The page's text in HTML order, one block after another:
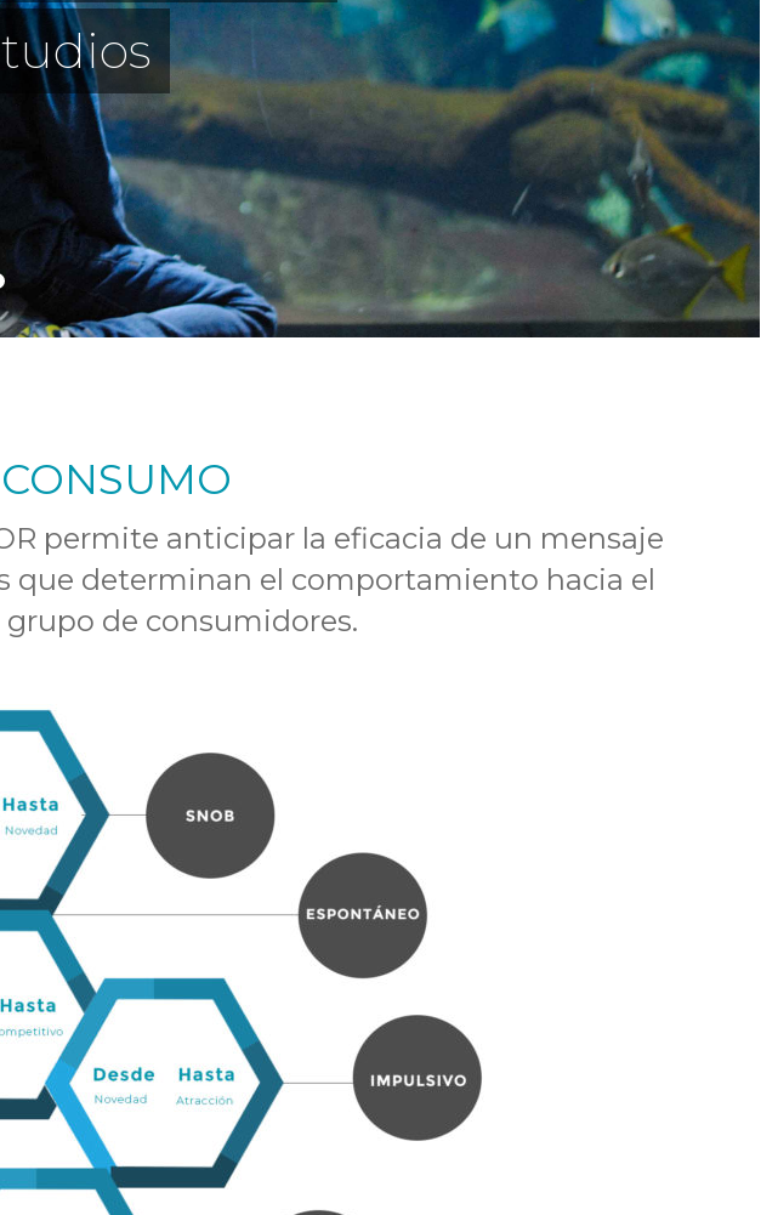
permite anticipar la eficacia de un mensaje
que determinan el comportamiento hacia el
de consumidores.